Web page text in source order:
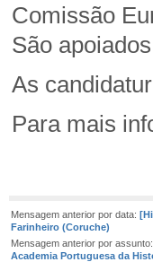
Comissão
São
As
Para mais
Mensagem anterior por data:
Farinheiro (Coruche)
Mensagem anterior por assunto:
Academia Portuguesa da